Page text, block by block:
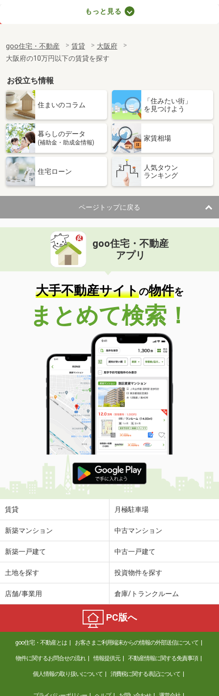
大阪府四條畷市岡山１丁目
専有面積
29.52m²
間取り
1K
大阪府大阪市東淀川区大隅２丁目３－２６
価 格
2.50万円
大阪府大阪市東淀川区大隅２丁目３－
２６
専有面積
17.12m²
間取り
ワンルーム
大阪府松原市高見の里２丁目
価 格
7.08万円
住 所
大阪府松原市高見の里２丁目
専有面積 35.47m²
大阪府大阪市東淀川区西淡路４丁目２９１－１
価 格
住 所
大阪府大阪市東淀川区西淡路４丁目２
専有面積 21.86m²
間取り
1K
大阪府大阪市淀川区西中島２丁目
10.95万円
住 所
大阪府大阪市淀川区西中島２丁目
専有面積
40.8m²
間取り
1LDK
大阪府大阪市東淀川区西淡路３丁目１－５
価 格
6.40万円
住 所
大阪府大阪市東淀川区西淡路３丁目１
－５
専有面積 27.18m²
間取り
1K
大阪府豊中市待兼山町
価 格
10.40万円
大阪府豊中市待兼山町
専有面積 67.75m²
大阪府堺市東区日置荘西町３丁
7.60万円
住 所
大阪府堺市東区日置荘西町３丁
間取り
2LDK
大阪府豊中市原田南１丁目
価 格
5.80万円
住 所
大阪府豊中市原田南１丁目
間取り
1K
もっと見る
goo住宅・不動産 賃貸
大阪府
大阪府の10万円以下の賃貸を探す
お役立ち情報
住まいのコラム
「住みたい街」
を見つけよう
暮らしのデータ
(補助金・助成金情報)
家賃相場
住宅ローン
人気タウン
ランキング
ページトップに戻る
goo住宅・不動産
アプリ
大手不動産サイトの物件を
まとめて検索！
賃貸 月極駐車場
新築マンション 中古マンション
新築一戸建て 中古一戸建て
土地を探す 投資物件を探す
店舗/事業用 倉庫/トランクルーム
PC版へ
goo住宅・不動産とは お客さまご利用端末からの情報の外部送信について
物件に関するお問合せの流れ 情報提供元 不動産情報に関する免責事項
個人情報の取り扱いについて 消費税に関する表記について